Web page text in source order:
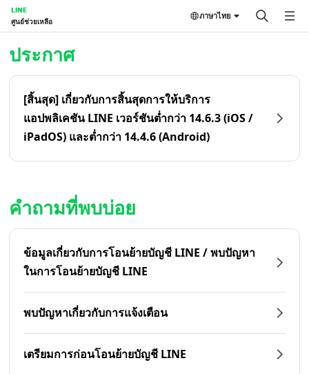
LINE
ศูนย์ช่วยเหลือ
ภาษาไทย
ประกาศ
[สิ้นสุด] เกี่ยวกับการสิ้นสุดการให้บริการ
แอปพลิเคชัน LINE เวอร์ชันต่ำกว่า 14.6.3 (iOS /
iPadOS) และต่ำกว่า 14.4.6 (Android)
คำถามที่พบบ่อย
ข้อมูลเกี่ยวกับการโอนย้ายบัญชี LINE / พบปัญหา
ในการโอนย้ายบัญชี LINE
พบปัญหาเกี่ยวกับการแจ้งเตือน
เตรียมการก่อนโอนย้ายบัญชี LINE